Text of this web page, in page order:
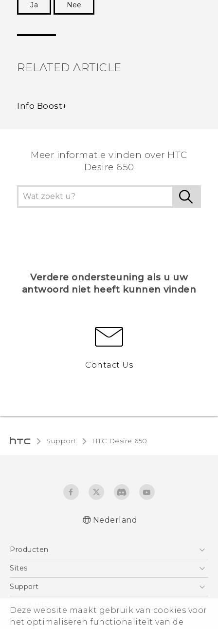
Deze website maakt gebruik van cookies voor
het optimaliseren functionaliteit van de
Ja
Nee
RELATED ARTICLE
Info Boost+
Meer informatie vinden over HTC
Desire 650
Verdere ondersteuning als u uw
antwoord niet heeft kunnen vinden
Contact Us
Support HTC Desire 650‎
Nederlands - Gebruikershandleiding
wettelijke voorschriften
Deutsch - Informationen zur Sicherheit und
behördliche Bestimmungen
Nederland
Producten
Telefoons
Vive
Accessoires
Sites
HTC Vive
Aan de slag
Support
Support voor eCommerce
About HTC
ESG